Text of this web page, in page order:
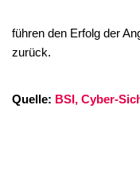
führen den Erfolg der
zurück.
Quelle: BSI, Cyber-